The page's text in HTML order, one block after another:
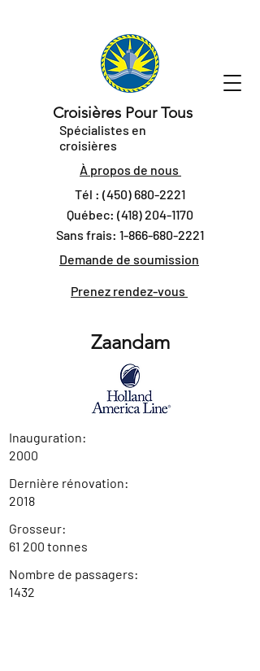
Croisières Pour Tous
Spécialistes en
croisières
À propos de nous
Tél : (450) 680-2221
Québec: (418) 204-1170
Sans frais: 1-866-680-2221
Demande de soumission
Prenez rendez-vous
Zaandam
Inauguration:
2000
Dernière rénovation:
2018
Grosseur:
61 200 tonnes
Nombre de passagers:
1432